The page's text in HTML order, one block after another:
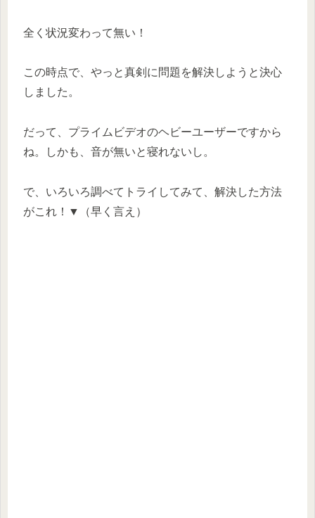
全く状況変わって無い！
この時点で、やっと真剣に問題を解決しようと決心
しました。
だって、プライムビデオのヘビーユーザーですから
ね。しかも、音が無いと寝れないし。
で、いろいろ調べてトライしてみて、解決した方法
がこれ！▼（早く言え）